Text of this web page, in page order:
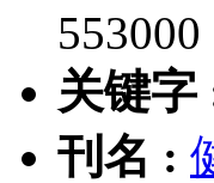
553000
关键字
刊名 :